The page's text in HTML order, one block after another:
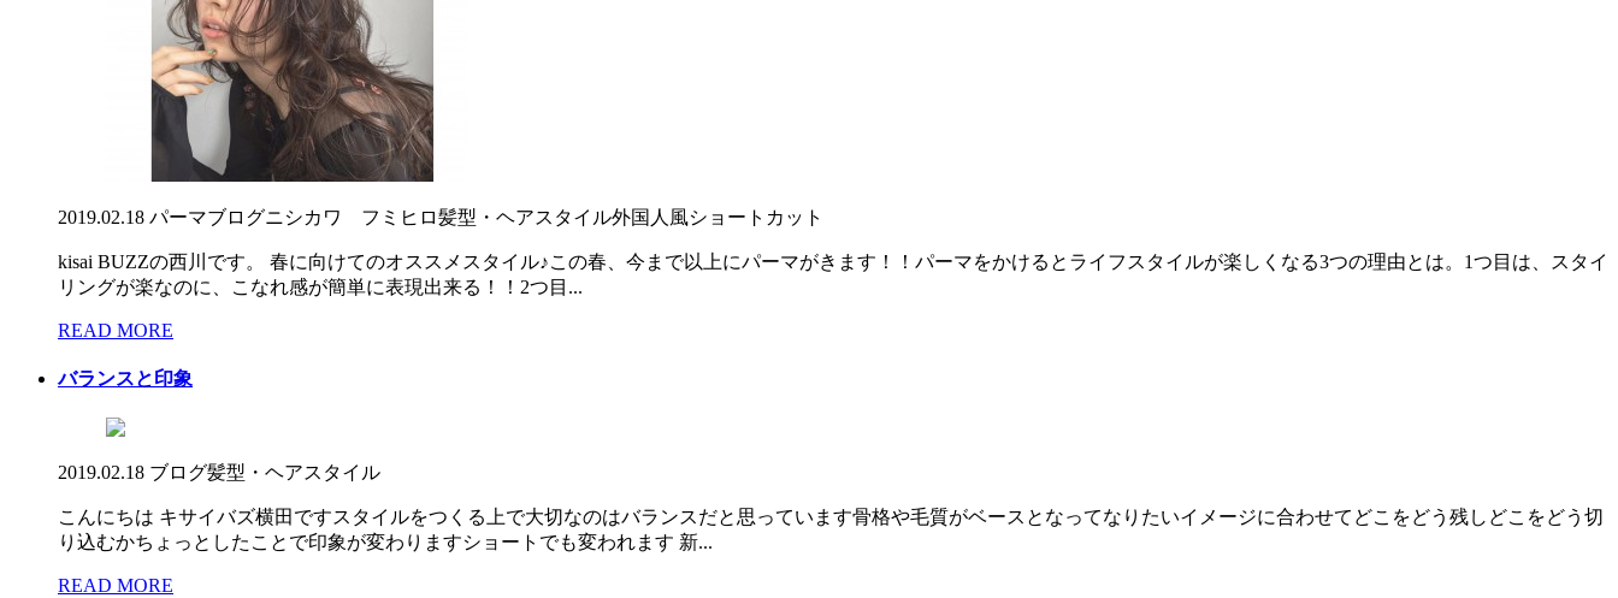
2019.02.18 パーマブログニシカワ フミヒロ髪型・ヘアスタイル外国人風ショートカット
kisai BUZZの西川です。 春に向けてのオススメスタイル♪この春、今まで以上にパーマがきます！！パーマをかけるとライフスタイルが楽しくなる3つの理由とは。1つ目は、スタイ
リングが楽なのに、こなれ感が簡単に表現出来る！！2つ目...
READ MORE
バランスと印象
2019.02.18 ブログ髪型・ヘアスタイル
こんにちは キサイバズ横田ですスタイルをつくる上で大切なのはバランスだと思っています骨格や毛質がベースとなってなりたいイメージに合わせてどこをどう残しどこをどう切
り込むかちょっとしたことで印象が変わりますショートでも変われます 新...
READ MORE